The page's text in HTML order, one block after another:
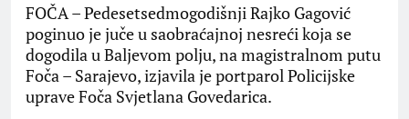
FOČA – Pedesetsedmogodišnji Rajko Gagović
poginuo je juče u saobraćajnoj nesreći koja se
dogodila u Baljevom polju, na magistralnom putu
Foča – Sarajevo, izjavila je portparol Policijske
uprave Foča Svjetlana Govedarica.